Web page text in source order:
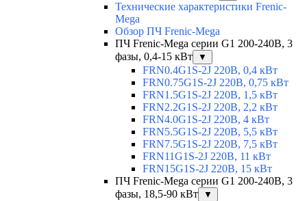
Технические характеристики Frenic-
Mega
Обзор ПЧ Frenic-Mega
ПЧ Frenic-Mega серии G1 200-240В, 3
фазы, 0,4-15 кВт
▼
FRN0.4G1S-2J 220В, 0,4 кВт
FRN0.75G1S-2J 220В, 0,75 кВт
FRN1.5G1S-2J 220В, 1,5 кВт
FRN2.2G1S-2J 220В, 2,2 кВт
FRN4.0G1S-2J 220В, 4 кВт
FRN5.5G1S-2J 220В, 5,5 кВт
FRN7.5G1S-2J 220В, 7,5 кВт
FRN11G1S-2J 220В, 11 кВт
FRN15G1S-2J 220В, 15 кВт
ПЧ Frenic-Mega серии G1 200-240В, 3
фазы, 18,5-90 кВт
▼